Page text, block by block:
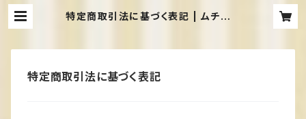
特定商取引法に基づく表記 | ムチぽち
特定商取引法に基づく表記